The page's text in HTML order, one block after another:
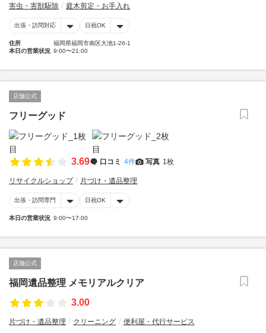
害虫・害獣駆除
庭木剪定・お手入れ
出張・訪問対応 日祝OK
住所
福岡県福岡市南区大池1-26-1
本日の営業状況 9:00〜21:00
店舗公式
フリーグッド
3.69 口コミ 4件 写真 1枚
リサイクルショップ 片づけ・遺品整理
出張・訪問専門 日祝OK
本日の営業状況 9:00〜17:00
店舗公式
福岡遺品整理 メモリアルクリア
3.00
片づけ・遺品整理 クリーニング 便利屋・代行サービス